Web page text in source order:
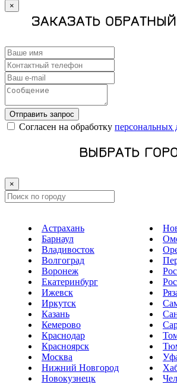
×
ЗАКАЗАТЬ
Отправить запрос
Cогласен на обработку персональных
ВЫБРАТЬ
×
Астрахань
Барнаул
Владивосток
Волгоград
Воронеж
Екатеринбург
Ижевск
Иркутск
Казань
Кемерово
Краснодар
Красноярск
Москва
Нижний Новгород
Новокузнецк